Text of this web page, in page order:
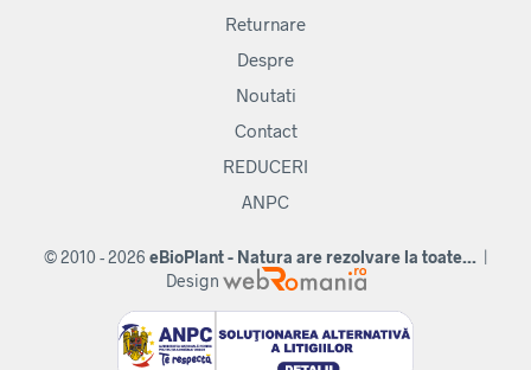
Returnare
Despre
Noutati
Contact
REDUCERI
ANPC
© 2010 - 2026 eBioPlant - Natura are rezolvare la toate... |
Design